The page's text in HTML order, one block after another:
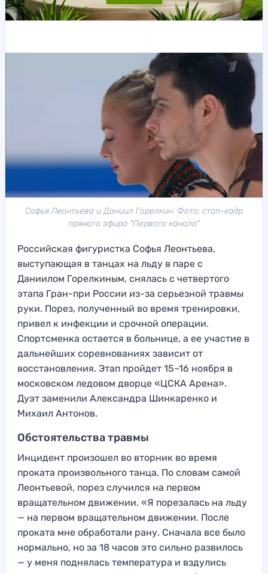
Софья Леонтьева и Даниил Горелкин. Фото: стоп-кадр
прямого эфира "Первого канала"
Российская фигуристка Софья Леонтьева,
выступающая в танцах на льду в паре с
Даниилом Горелкиным, снялась с четвертого
этапа Гран-при России из-за серьезной травмы
руки. Порез, полученный во время тренировки,
привел к инфекции и срочной операции.
Спортсменка остается в больнице, а ее участие в
дальнейших соревнованиях зависит от
восстановления. Этап пройдет 15–16 ноября в
московском ледовом дворце «ЦСКА Арена».
Дуэт заменили Александра Шинкаренко и
Михаил Антонов.
Обстоятельства травмы
Инцидент произошел во вторник во время
проката произвольного танца. По словам самой
Леонтьевой, порез случился на первом
вращательном движении. «Я порезалась на льду
— на первом вращательном движении. После
проката мне обработали рану. Сначала все было
нормально, но за 18 часов это сильно развилось
— у меня поднялась температура и вздулись